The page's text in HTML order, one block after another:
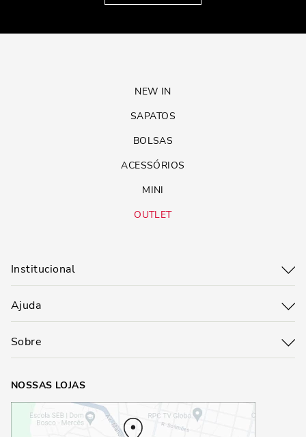
NEW IN
SAPATOS
BOLSAS
ACESSÓRIOS
MINI
OUTLET
Institucional
Ajuda
Sobre
NOSSAS LOJAS